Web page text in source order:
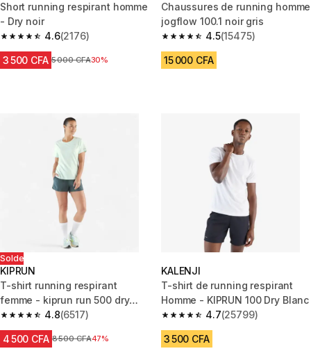
Short running respirant homme
- Dry noir
4.6
4.6 out of 5 stars from 2176 reviews
(2176)
3 500 CFA Prix avant réduction
5 000 CFA30%
Chaussures de running homme
jogflow 100.1 noir gris
4.5
4.5 out of 5 stars from 15475
(15475)
15 000 CFA
Solde
KIPRUN
T-shirt running respirant
femme - kiprun run 500 dry
bleu vert 4.8
4.8 out of 5 stars from 6517 reviews
(6517)
4 500 CFA Prix avant réduction
8 500 CFA47%
KALENJI
T-shirt de running respirant
Homme - KIPRUN 100 Dry Blanc
4.7
4.7 out of 5 stars from 25799
(25799)
3 500 CFA